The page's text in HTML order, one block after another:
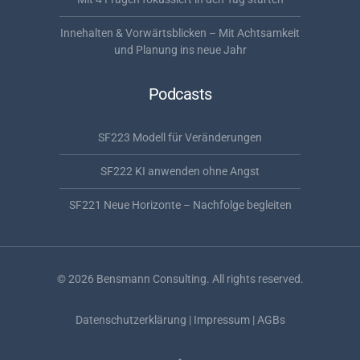
Innehalten & Vorwärtsblicken – Mit Achtsamkeit
und Planung ins neue Jahr
Podcasts
SF223 Modell für Veränderungen
SF222 KI anwenden ohne Angst
SF221 Neue Horizonte – Nachfolge begleiten
©2026 Bensmann Consulting. All rights reserved.
Datenschutzerklärung | Impressum| AGBs